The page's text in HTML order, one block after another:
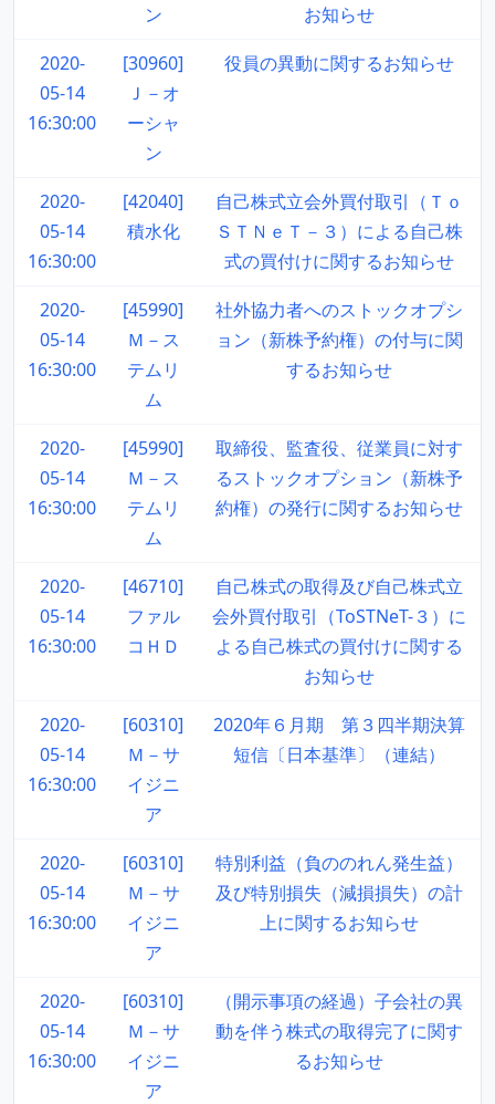
ン
お知らせ
2020-
05-14
16:30:00
[30960]
Ｊ－オ
ーシャ
ン
役員の異動に関するお知らせ
2020-
05-14
16:30:00
[42040]
積水化
自己株式立会外買付取引（Ｔｏ
ＳＴＮｅＴ－３）による自己株
式の買付けに関するお知らせ
2020-
05-14
16:30:00
[45990]
Ｍ－ス
テムリ
ム
社外協力者へのストックオプシ
ョン（新株予約権）の付与に関
するお知らせ
2020-
05-14
16:30:00
[45990]
Ｍ－ス
テムリ
ム
取締役、監査役、従業員に対す
るストックオプション（新株予
約権）の発行に関するお知らせ
2020-
05-14
16:30:00
[46710]
ファル
コＨＤ
自己株式の取得及び自己株式立
会外買付取引（ToSTNeT-３）に
よる自己株式の買付けに関する
お知らせ
2020-
05-14
16:30:00
[60310]
Ｍ－サ
イジニ
ア
2020年６月期 第３四半期決算
短信〔日本基準〕（連結）
2020-
05-14
16:30:00
[60310]
Ｍ－サ
イジニ
ア
特別利益（負ののれん発生益）
及び特別損失（減損損失）の計
上に関するお知らせ
2020-
05-14
16:30:00
[60310]
Ｍ－サ
イジニ
ア
（開示事項の経過）子会社の異
動を伴う株式の取得完了に関す
るお知らせ